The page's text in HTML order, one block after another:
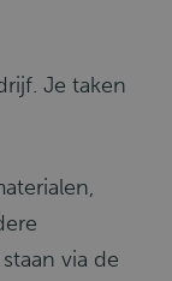
Je taken
via de